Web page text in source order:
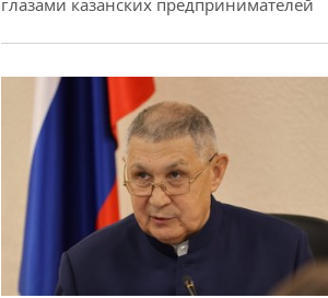
глазами казанских предпринимателей